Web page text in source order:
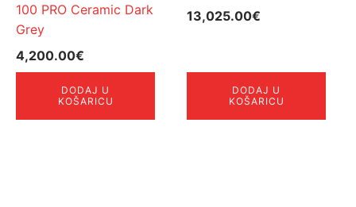
100 PRO Ceramic Dark
Grey
4,200.00€
DODAJ U
KOŠARICU
13,025.00€
DODAJ U
KOŠARICU